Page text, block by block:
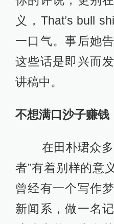
义，That’s bull
一口气。事后她
这些话是即兴而
讲稿中。
不想满口沙子赚钱
在田朴珺众多
者”有着别样的意
曾经有一个写作
新闻系，做一名